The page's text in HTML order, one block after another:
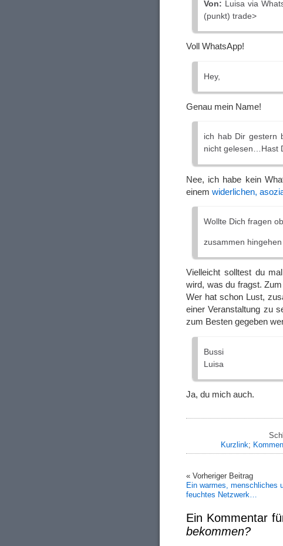
Von: Luisa via
(punkt) trade>
Voll WhatsApp!
Hey,
Genau mein Name!
ich hab Dir gestern
nicht gelesen…Hast
Nee, ich habe kein
einem widerlichen,
Wollte Dich fragen
zusammen
Vielleicht solltest du
wird, was du fragst.
Wer hat schon Lust,
einer Veranstaltung zu
zum Besten gegeben
Bussi
Luisa
Ja, du mich auch.
Kurzlink;
« Vorheriger Beitrag
Ein warmes, menschliches
feuchtes Netzwerk…
Ein Kommentar
bekommen?